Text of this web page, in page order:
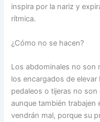
inspira por la nariz y
rítmica.
¿Cómo no se hacen?
Los abdominales no son
los encargados de
pedaleos o tijeras no
aunque también
vendrán mal, porque su